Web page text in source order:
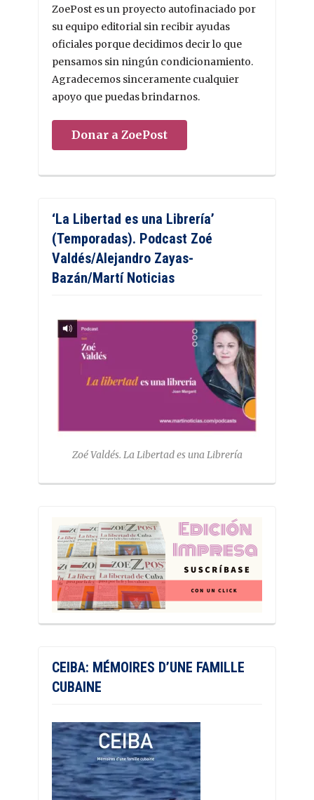
ZoePost es un proyecto autofinaciado por
su equipo editorial sin recibir ayudas
oficiales porque decidimos decir lo que
pensamos sin ningún condicionamiento.
Agradecemos sinceramente cualquier
apoyo que puedas brindarnos.
Donar a ZoePost
‘La Libertad es una Librería’
(Temporadas). Podcast Zoé
Valdés/Alejandro Zayas-
Bazán/Martí Noticias
Zoé Valdés. La Libertad es una Librería
CEIBA: MÉMOIRES D’UNE FAMILLE
CUBAINE